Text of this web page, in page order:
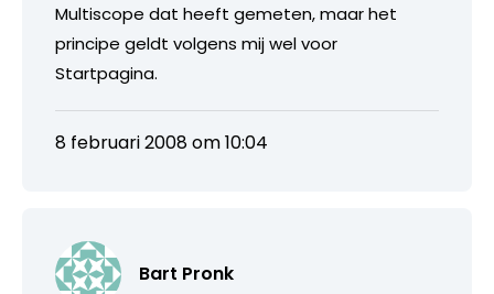
Multiscope dat heeft gemeten, maar het
principe geldt volgens mij wel voor
Startpagina.
8 februari 2008 om 10:04
Bart Pronk